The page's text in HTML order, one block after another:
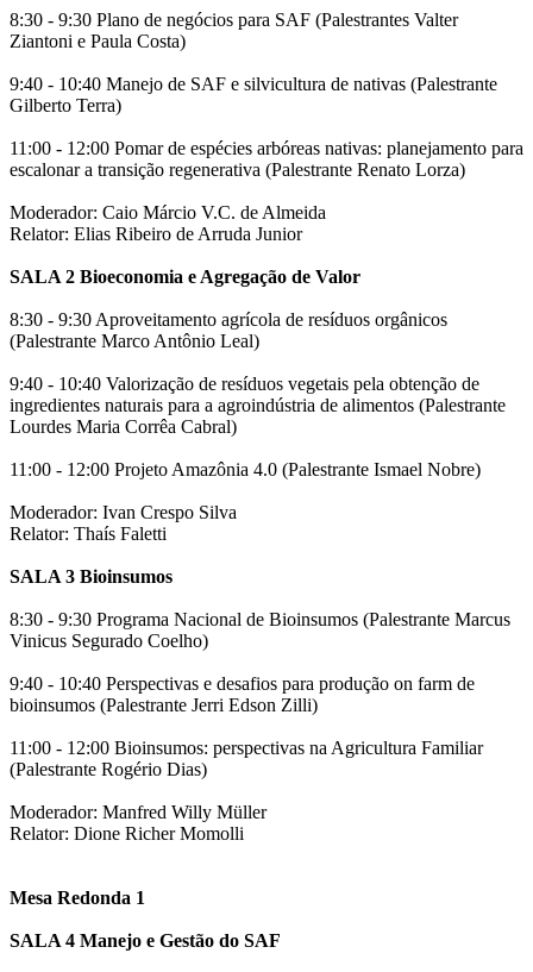
8:30 - 9:30 Plano de negócios para SAF (Palestrantes Valter
Ziantoni e Paula Costa)
9:40 - 10:40 Manejo de SAF e silvicultura de nativas (Palestrante
Gilberto Terra)
11:00 - 12:00 Pomar de espécies arbóreas nativas: planejamento para
escalonar a transição regenerativa (Palestrante Renato Lorza)
Moderador: Caio Márcio V.C. de Almeida
Relator: Elias Ribeiro de Arruda Junior
SALA 2 Bioeconomia e Agregação de Valor
8:30 - 9:30 Aproveitamento agrícola de resíduos orgânicos
(Palestrante Marco Antônio Leal)
9:40 - 10:40 Valorização de resíduos vegetais pela obtenção de
ingredientes naturais para a agroindústria de alimentos (Palestrante
Lourdes Maria Corrêa Cabral)
11:00 - 12:00 Projeto Amazônia 4.0 (Palestrante Ismael Nobre)
Moderador: Ivan Crespo Silva
Relator: Thaís Faletti
SALA 3 Bioinsumos
8:30 - 9:30 Programa Nacional de Bioinsumos (Palestrante Marcus
Vinicus Segurado Coelho)
9:40 - 10:40 Perspectivas e desafios para produção on farm de
bioinsumos (Palestrante Jerri Edson Zilli)
11:00 - 12:00 Bioinsumos: perspectivas na Agricultura Familiar
(Palestrante Rogério Dias)
Moderador: Manfred Willy Müller
Relator: Dione Richer Momolli
Mesa Redonda 1
SALA 4 Manejo e Gestão do SAF